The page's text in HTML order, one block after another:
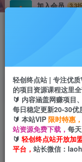
加入会员
3.3
首页 创业课程 会员
利用公式制作内
一套公式解决一
轻创终点站 | 专注优
的项目资源课程这里
🔰 内容涵盖网赚项目
每日稳定更新20-30优
🔰 本站VIP 限时特惠，
站资源免费下载， 每
🔰 轻创终点站开放加
平台， 站长微信：